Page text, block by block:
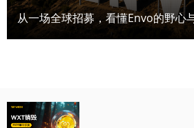
从一场全球招募，看懂Envo的野心